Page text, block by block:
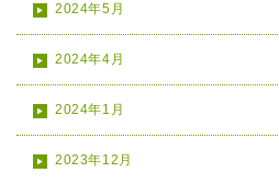
2024年5月
2024年4月
2024年1月
2023年12月